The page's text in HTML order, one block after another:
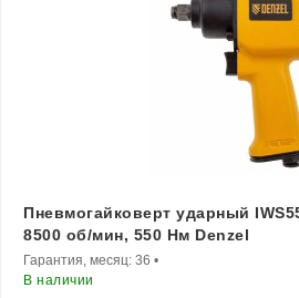
Пневмогайковерт ударный
8500 об/мин, 550 Нм Denzel
Гарантия, месяц: 36 •
В наличии